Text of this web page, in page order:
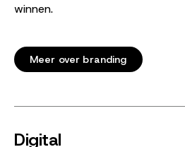
winnen.
Meer over branding
Digital